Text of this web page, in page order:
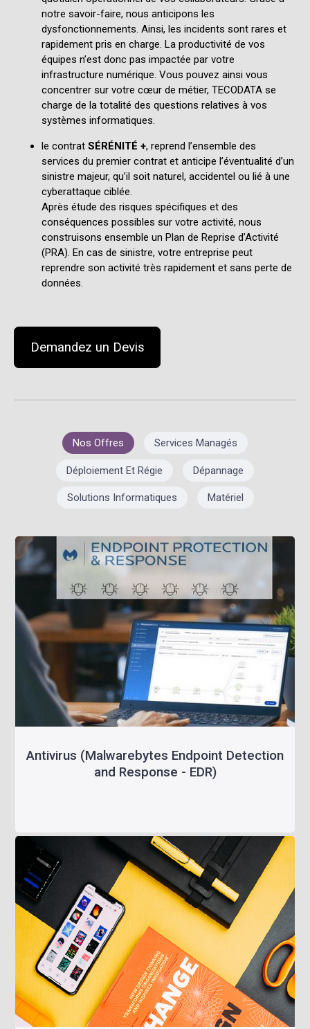
notre savoir-faire, nous anticipons les
dysfonctionnements. Ainsi, les incidents sont rares et
rapidement pris en charge. La productivité de vos
équipes n’est donc pas impactée par votre
infrastructure numérique. Vous pouvez ainsi vous
concentrer sur votre cœur de métier, TECODATA se
charge de la totalité des questions relatives à vos
systèmes informatiques.
le contrat SÉRÉNITÉ +, reprend l’ensemble des
services du premier contrat et anticipe l’éventualité d’un
sinistre majeur, qu’il soit naturel, accidentel ou lié à une
cyberattaque ciblée.
Après étude des risques spécifiques et des
conséquences possibles sur votre activité, nous
construisons ensemble un Plan de Reprise d’Activité
(PRA). En cas de sinistre, votre entreprise peut
reprendre son activité très rapidement et sans perte de
données.
Demandez un Devis
Nos Offres Services Managés
Déploiement Et Régie Dépannage
Solutions Informatiques Matériel
Antivirus (Malwarebytes Endpoint Detection
and Response - EDR)